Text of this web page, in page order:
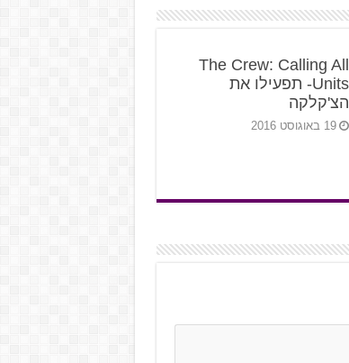
The Crew: Calling All
Units- תפעילו את
הצ'קלקה
19 באוגוסט 2016